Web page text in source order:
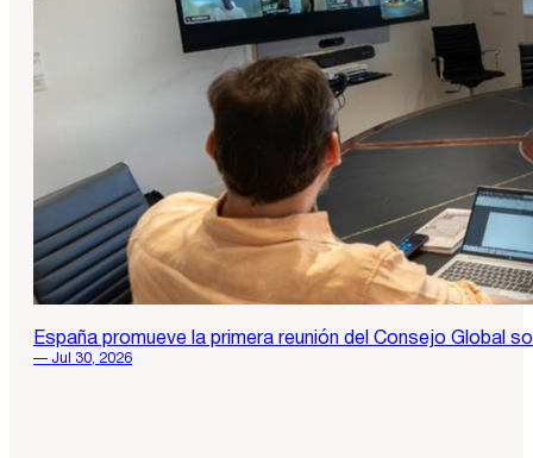
España promueve la primera reunión del Consejo Global
— Jul 30, 2026